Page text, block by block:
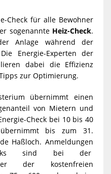
Check für alle Bewohner
sogenannte Heiz-Check.
Anlage während der
Energie-Experten der
dabei die Effizienz
zur Optimierung.
übernimmt einen
von Mietern und
Check bei 10 bis 40
bis zum 31.
Haßloch. Anmeldungen
sind bei der
der kostenfreien